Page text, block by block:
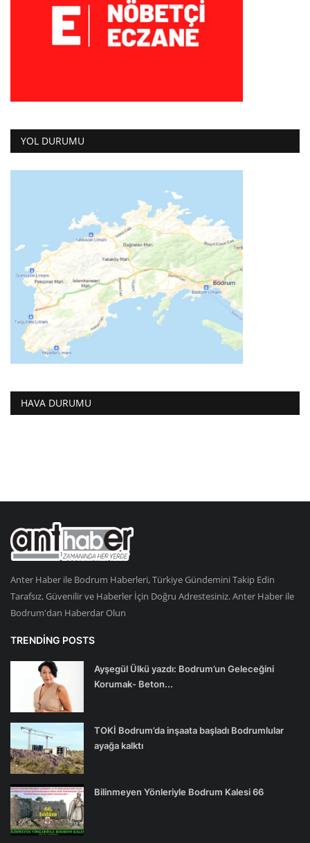
YOL DURUMU
HAVA DURUMU
Anter Haber ile Bodrum Haberleri, Türkiye Gündemini Takip Edin
Tarafsız, Güvenilir ve Haberler İçin Doğru Adrestesiniz. Anter Haber ile
Bodrum'dan Haberdar Olun
TRENDING POSTS
Ayşegül Ülkü yazdı: Bodrum’un Geleceğini
Korumak- Beton...
TOKİ Bodrum’da inşaata başladı Bodrumlular
ayağa kalktı
Bilinmeyen Yönleriyle Bodrum Kalesi 66